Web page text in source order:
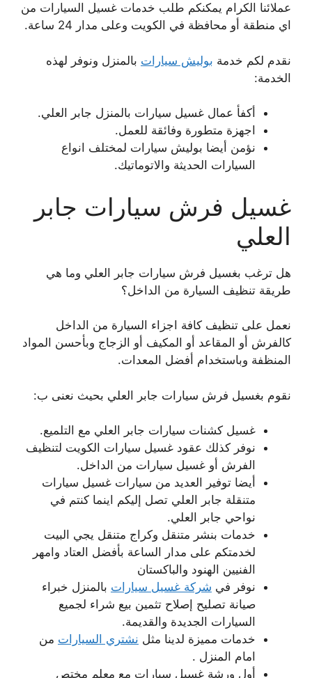
عملائنا الكرام يمكنكم طلب خدمات غسيل السيارات من
اي منطقة أو محافظة في الكويت وعلى مدار 24 ساعة.
نقدم لكم خدمة بوليش سيارات بالمنزل ونوفر لهذه
الخدمة:
أكفأ عمال غسيل سيارات بالمنزل جابر العلي.
اجهزة متطورة وفائقة للعمل.
نؤمن أيضا بوليش سيارات لمختلف انواع
السيارات الحديثة والاتوماتيك.
غسيل فرش سيارات جابر
العلي
هل ترغب بغسيل فرش سيارات جابر العلي وما هي
طريقة تنظيف السيارة من الداخل؟
نعمل على تنظيف كافة اجزاء السيارة من الداخل
كالفرش أو المقاعد أو المكيف أو الزجاج وبأحسن المواد
المنظفة وباستخدام أفضل المعدات.
نقوم بغسيل فرش سيارات جابر العلي بحيث نعنى ب:
غسيل كشنات سيارات جابر العلي مع التلميع.
نوفر كذلك عقود غسيل سيارات الكويت لتنظيف
الفرش أو غسيل سيارات من الداخل.
أيضا توفير العديد من سيارات غسيل سيارات
متنقلة جابر العلي تصل إليكم اينما كنتم في
نواحي جابر العلي.
خدمات بنشر متنقل وكراج متنقل يجي البيت
لخدمتكم على مدار الساعة بأفضل العتاد وامهر
الفنيين الهنود والباكستان
نوفر في شركة غسيل سيارات بالمنزل خبراء
صيانة تصليح إصلاح تثمين بيع شراء لجميع
السيارات الجديدة والقديمة.
خدمات مميزة لدينا مثل نشتري السيارات من
امام المنزل .
أول ورشة غسيل سيارات مع معلم مختص